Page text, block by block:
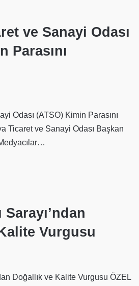
ve Sanayi Odası
Parasını
Odası (ATSO) Kimin Parasını
Ticaret ve Sanayi Odası Başkan
Vurgusu
Doğallık ve Kalite Vurgusu ÖZEL